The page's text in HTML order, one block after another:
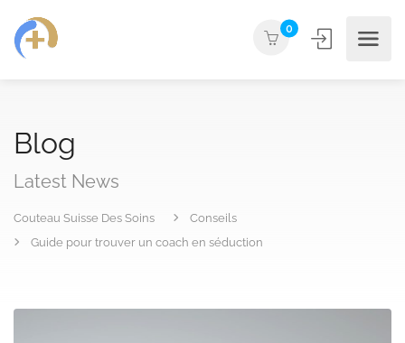
0
Blog
Latest News
Couteau Suisse Des Soins
Conseils
Guide pour trouver un coach en séduction